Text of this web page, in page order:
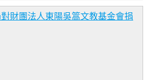
財團法人東陽吳篙文教基金會捐